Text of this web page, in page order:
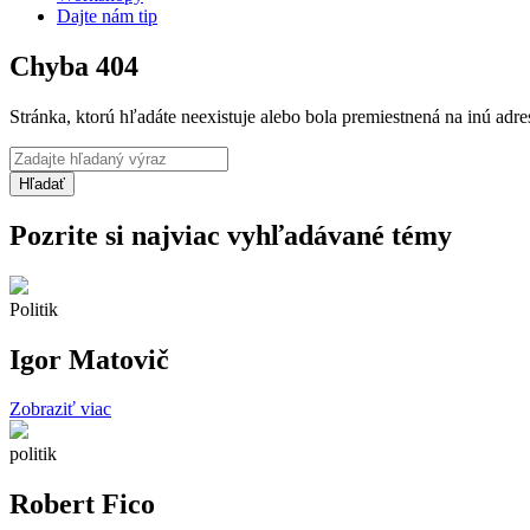
Dajte nám tip
Chyba 404
Stránka, ktorú hľadáte neexistuje alebo bola premiestnená na inú
Pozrite si najviac vyhľadávané témy
Politik
Igor Matovič
Zobraziť viac
politik
Robert Fico